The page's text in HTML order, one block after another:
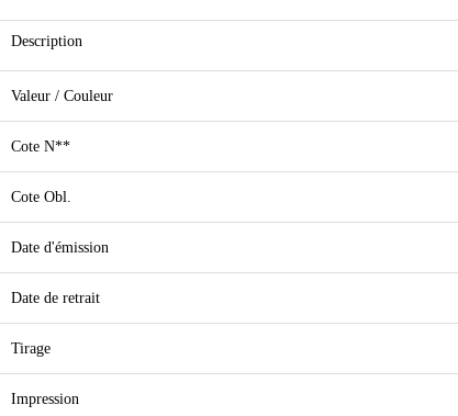
Description
Valeur / Couleur
Cote N**
Cote Obl.
Date d'émission
Date de retrait
Tirage
Impression